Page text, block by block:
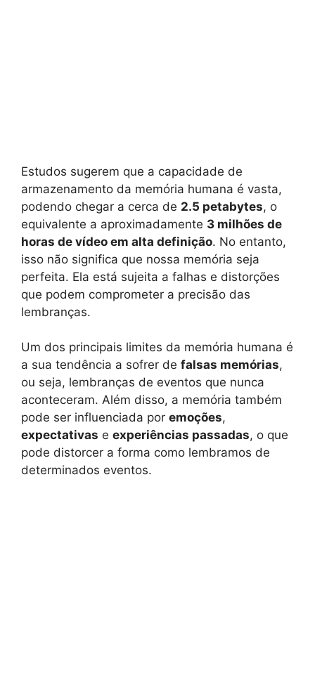
Estudos sugerem que a capacidade de
armazenamento da memória humana é vasta,
podendo chegar a cerca de 2.5 petabytes, o
equivalente a aproximadamente 3 milhões de
horas de vídeo em alta definição. No entanto,
isso não significa que nossa memória seja
perfeita. Ela está sujeita a falhas e distorções
que podem comprometer a precisão das
lembranças.
Um dos principais limites da memória humana é
a sua tendência a sofrer de falsas memórias,
ou seja, lembranças de eventos que nunca
aconteceram. Além disso, a memória também
pode ser influenciada por emoções,
expectativas e experiências passadas, o que
pode distorcer a forma como lembramos de
determinados eventos.